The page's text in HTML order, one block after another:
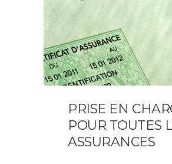
PRISE EN
POUR TOUTES
ASSURANCES